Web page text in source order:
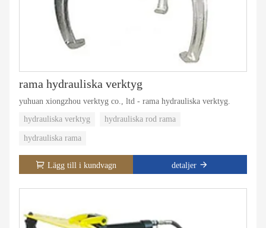
rama hydrauliska verktyg
yuhuan xiongzhou verktyg co., ltd - rama hydrauliska verktyg.
hydrauliska verktyg
hydrauliska rod rama
hydrauliska rama
Lägg till i kundvagn detaljer